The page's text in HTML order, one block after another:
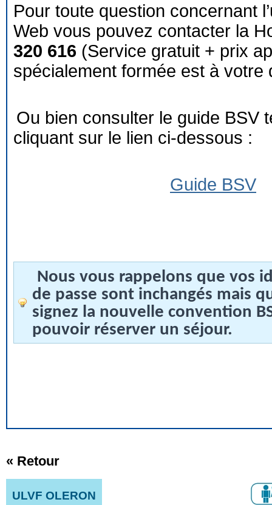
Pour toute question concernant
Web vous pouvez contacter la
320 616 (Service gratuit + prix
spécialement formée est à votre
Ou bien consulter le guide BSV
cliquant sur le lien ci-dessous :
Guide BSV
Nous vous rappelons que vos
de passe sont inchangés mais
signez la nouvelle convention
pouvoir réserver un séjour.
« Retour
ULVF OLERON